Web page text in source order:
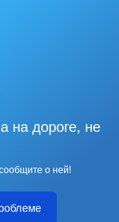
на дороге, не
о ней!